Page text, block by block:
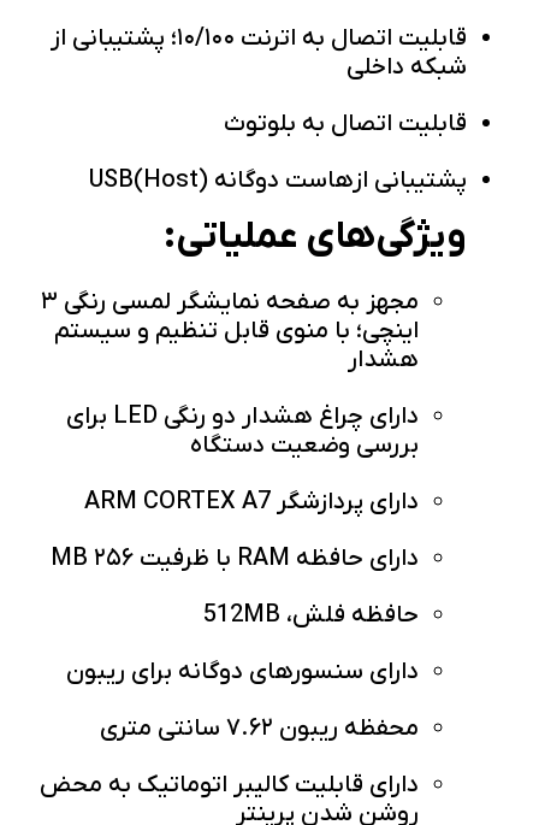
قابلیت اتصال به اترنت ۱۰/۱۰۰؛ پشتیبانی از
شبکه داخلی
قابلیت اتصال به بلوتوث
پشتیبانی از‌هاست دوگانه (Host)USB
ویژگی‌های عملیاتی:
مجهز به صفحه نمایشگر لمسی رنگی ۳
اینچی؛ با منوی قابل تنظیم و سیستم
هشدار
دارای چراغ هشدار دو رنگی LED برای
بررسی وضعیت دستگاه
دارای پردازشگر ARM CORTEX A7
دارای حافظه RAM با ظرفیت ۲۵۶ MB
حافظه فلش، 512MB
دارای سنسورهای دوگانه برای ریبون
محفظه ریبون ۷.۶۲ سانتی متری
دارای قابلیت کالیبر اتوماتیک به محض
روشن شدن پرینتر